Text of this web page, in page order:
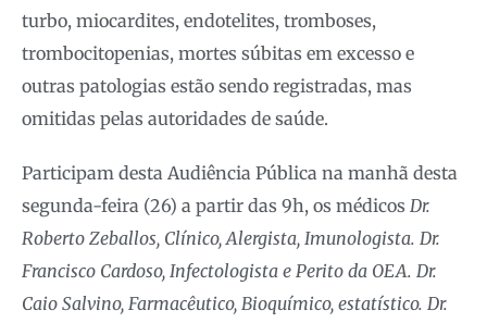
turbo, miocardites, endotelites, tromboses,
trombocitopenias, mortes súbitas em excesso e
outras patologias estão sendo registradas, mas
omitidas pelas autoridades de saúde.
Participam desta Audiência Pública na manhã desta
segunda-feira (26) a partir das 9h, os médicos Dr.
Roberto Zeballos, Clínico, Alergista, Imunologista. Dr.
Francisco Cardoso, Infectologista e Perito da OEA. Dr.
Caio Salvino, Farmacêutico, Bioquímico, estatístico. Dr.